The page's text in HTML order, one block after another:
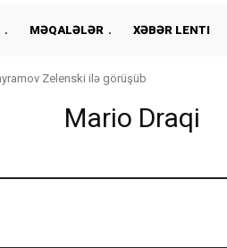
MƏQALƏLƏR XƏBƏR LENTI
Zelenski ilə görüşüb
Mario Draqi